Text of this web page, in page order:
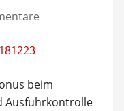
beim
Ausfuhrkontrolle